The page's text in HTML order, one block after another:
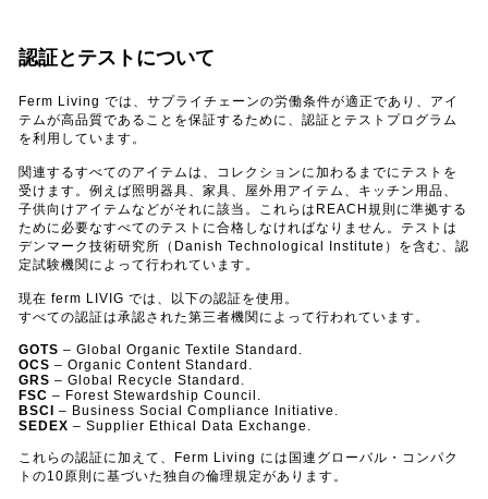
認証とテストについて
Ferm Living では、サプライチェーンの労働条件が適正であり、アイ
テムが高品質であることを保証するために、認証とテストプログラム
を利用しています。
関連するすべてのアイテムは、コレクションに加わるまでにテストを
受けます。例えば照明器具、家具、屋外用アイテム、キッチン用品、
子供向けアイテムなどがそれに該当。これらはREACH規則に準拠する
ために必要なすべてのテストに合格しなければなりません。テストは
デンマーク技術研究所（Danish Technological Institute）を含む、認
定試験機関によって行われています。
現在 ferm LIVIG では、以下の認証を使用。
すべての認証は承認された第三者機関によって行われています。
GOTS – Global Organic Textile Standard.
OCS – Organic Content Standard.
GRS – Global Recycle Standard.
FSC – Forest Stewardship Council.
BSCI
– Business Social Compliance Initiative.
SEDEX – Supplier Ethical Data Exchange.
これらの認証に加えて、Ferm Living には国連グローバル・コンパク
トの10原則に基づいた独自の倫理規定があります。